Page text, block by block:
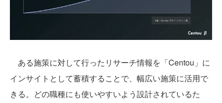
ある施策に対して行ったリサーチ情報を「Centou」に
インサイトとして蓄積することで、幅広い施策に活用で
きる。どの職種にも使いやすいよう設計されているた